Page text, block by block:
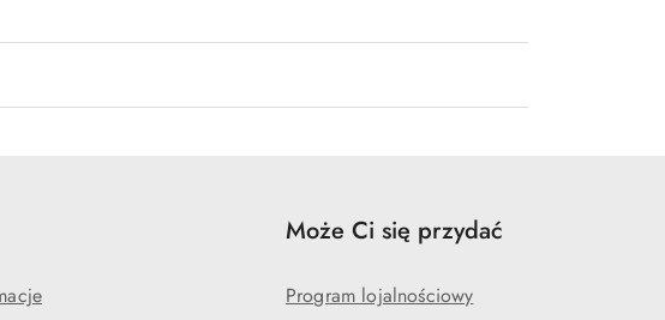
Może Ci się przydać
Program lojalnościowy